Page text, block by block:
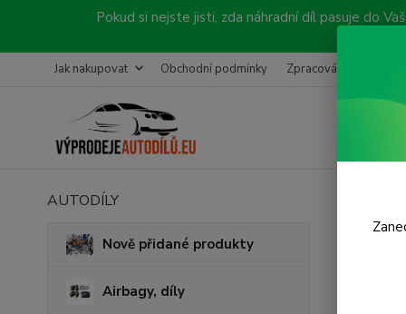
Pokud si nejste jisti, zda náhradní díl pasuje do
Jak nakupovat Obchodní podmínky Zpracování objednávky
AUTODÍLY
Nově přidané produkty
Airbagy, díly V této